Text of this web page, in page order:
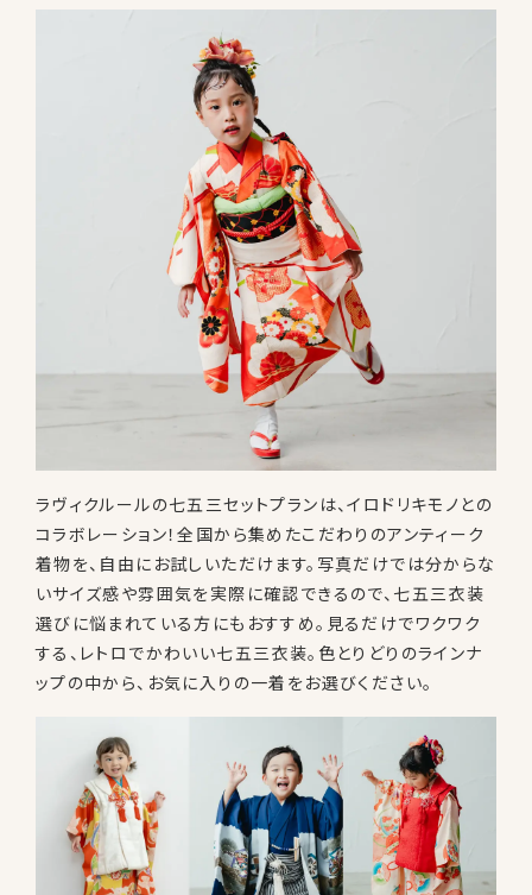
ラヴィクルールの七五三セットプランは、イロドリキモノとの
コラボレーション！全国から集めたこだわりのアンティーク
着物を、自由にお試しいただけます。写真だけでは分からな
いサイズ感や雰囲気を実際に確認できるので、七五三衣装
選びに悩まれている方にもおすすめ。見るだけでワクワク
する、レトロでかわいい七五三衣装。色とりどりのラインナ
ップの中から、お気に入りの一着をお選びください。